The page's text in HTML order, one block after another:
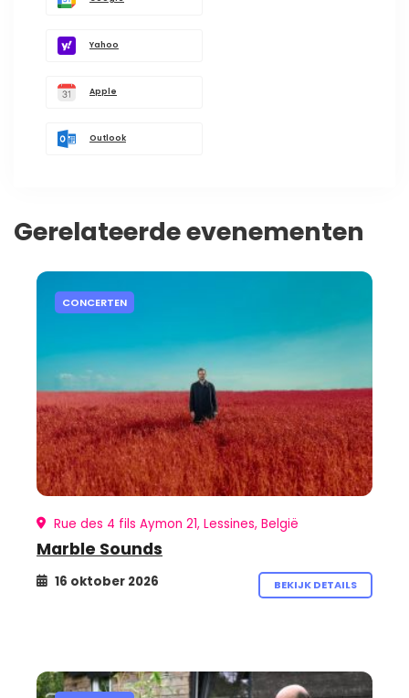
Yahoo
Apple
Outlook
Gerelateerde evenementen
CONCERTEN
Rue des 4 fils Aymon 21, Lessines, België
Marble Sounds
16 oktober 2026 BEKIJK DETAILS